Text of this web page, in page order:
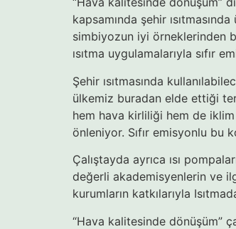
kapsamında şehir
simbiyozun iyi örneklerinden
ısıtma uygulamalarıyla sıfır
Şehir ısıtmasında
ülkemiz buradan elde ettiği
hem hava kirliliği hem de iklim
önleniyor. Sıfır emisyonlu bu
Çalıştayda ayrıca ısı
değerli akademisyenlerin ve
kurumların katkılarıyla
“Hava kalitesinde dönüşüm”